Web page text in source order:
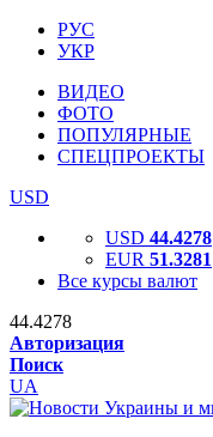
РУС
УКР
ВИДЕО
ФОТО
ПОПУЛЯРНЫЕ
СПЕЦПРОЕКТЫ
USD
USD 44.4278
EUR 51.3281
Все курсы валют
44.4278
Авторизация
Поиск
UA